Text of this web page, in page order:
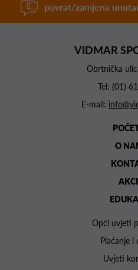
povrat/zamjena
VIDMAR
Obrtnička
Tel: (01)
E-mail:
O
Opći uvjeti
Plaćanje i
Uvjeti